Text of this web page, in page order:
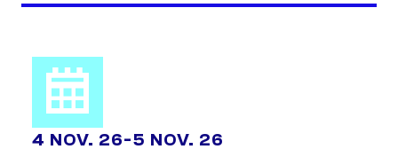
4 NOV. 26-5 NOV. 26